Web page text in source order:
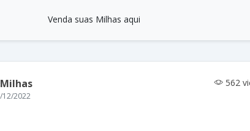
Venda suas Milhas aqui
Milhas 562
12/2022